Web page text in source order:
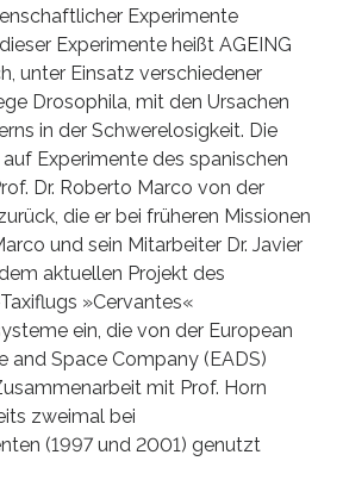
Experimente
Experimente heißt AGEING
unter Einsatz verschiedener
Drosophila, mit den Ursachen
in der Schwerelosigkeit. Die
Experimente des spanischen
Dr. Roberto Marco von der
die er bei früheren Missionen
und sein Mitarbeiter Dr. Javier
aktuellen Projekt des
»Cervantes«
ein, die von der European
and Space Company (EADS)
mit Prof. Horn
zweimal bei
(1997 und 2001) genutzt